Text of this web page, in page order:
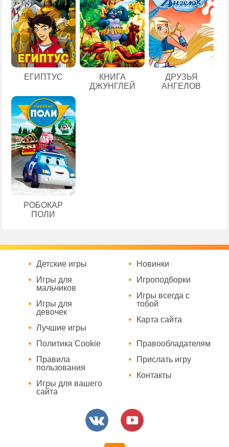
ЕГИПТУС
КНИГА
ДЖУНГЛЕЙ
ДРУЗЬЯ
АНГЕЛОВ
РОБОКАР
ПОЛИ
Детские игры
Игры для
мальчиков
Игры для
девочек
Лучшие игры
Новинки
Игроподборки
Игры всегда с
тобой
Карта сайта
Политика Cookie
Правила
пользования
Игры для вашего
сайта
Правообладателям
Прислать игру
Контакты